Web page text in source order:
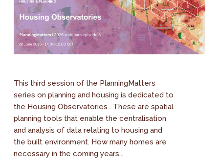
This third session of the PlanningMatters
series on planning and housing is dedicated to
the Housing Observatories . These are spatial
planning tools that enable the centralisation
and analysis of data relating to housing and
the built environment. How many homes are
necessary in the coming years...